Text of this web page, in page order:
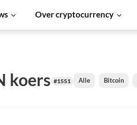
Over cryptocurrency
koers #1551 Alle Bitcoin